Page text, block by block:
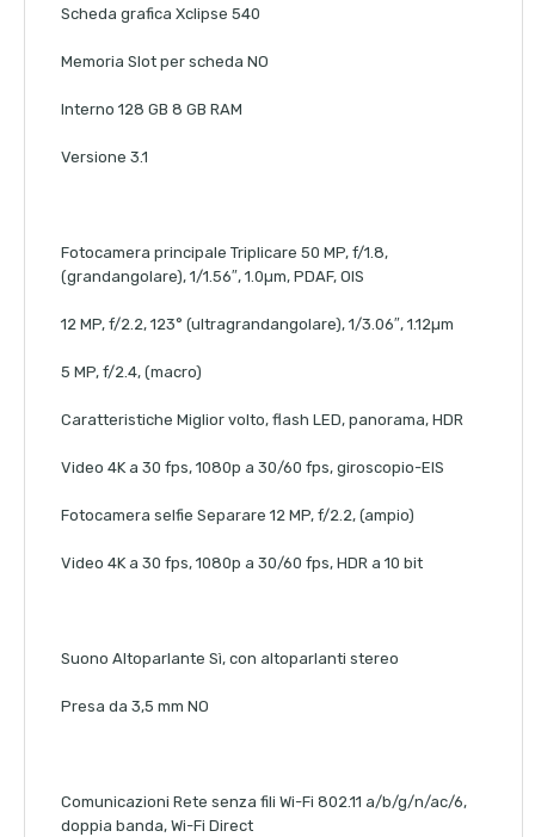
Scheda grafica Xclipse 540
Memoria Slot per scheda NO
Interno 128 GB 8 GB RAM
Versione 3.1
Fotocamera principale Triplicare 50 MP, f/1.8,
(grandangolare), 1/1.56″, 1.0µm, PDAF, OIS
12 MP, f/2.2, 123° (ultragrandangolare), 1/3.06″, 1.12µm
5 MP, f/2.4, (macro)
Caratteristiche Miglior volto, flash LED, panorama, HDR
Video 4K a 30 fps, 1080p a 30/60 fps, giroscopio-EIS
Fotocamera selfie Separare 12 MP, f/2.2, (ampio)
Video 4K a 30 fps, 1080p a 30/60 fps, HDR a 10 bit
Suono Altoparlante Sì, con altoparlanti stereo
Presa da 3,5 mm NO
Comunicazioni Rete senza fili Wi-Fi 802.11 a/b/g/n/ac/6,
doppia banda, Wi-Fi Direct